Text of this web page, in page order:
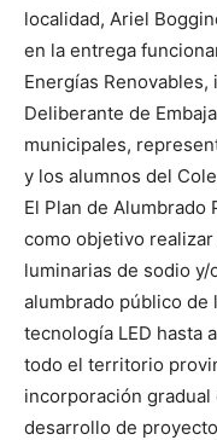
localidad, Ariel
en la entrega
Energías
Deliberante de
municipales,
y los alumnos del
El Plan de
como objetivo
luminarias de sodio
alumbrado público de
tecnología LED hasta
todo el territorio
incorporación
desarrollo de